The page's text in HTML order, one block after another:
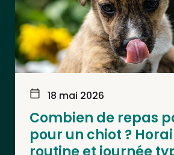
18 mai 2026
Combien de repas
pour un chiot ?